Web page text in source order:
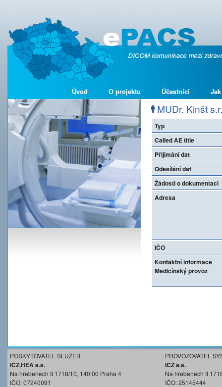
Úvod O projektu Účastníci
MUDr. Kinšt
Typ
Called AE title
Přijímání dat
Odesílání dat
Žádosti o dokumentaci
Adresa
IČO
Kontaktní informace
Medicínský provoz
POSKYTOVATEL SLUŽEB
ICZ.HEA a.s.
Na hřebenech II 1718/10, 140 00 Praha 4
IČO: 07240091
PROVOZOVATEL
ICZ a.s.
Na hřebenech II
IČO: 25145444